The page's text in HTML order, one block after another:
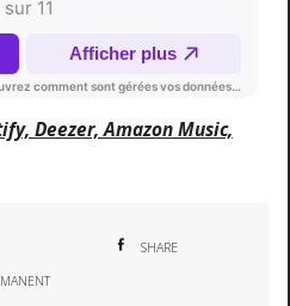
Deezer, Amazon Music,
SHARE